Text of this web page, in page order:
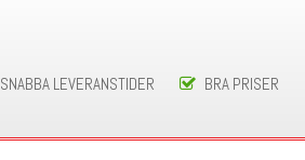
SNABBA LEVERANSTIDER BRA PRISER